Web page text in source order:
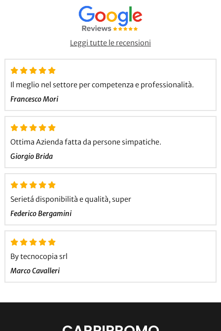
Leggi tutte le recensioni
Il meglio nel settore per competenza e professionalità.
Francesco Mori
Ottima Azienda fatta da persone simpatiche.
Giorgio Brida
Serietá disponibilità e qualità, super
Federico Bergamini
By tecnocopia srl
Marco Cavalleri